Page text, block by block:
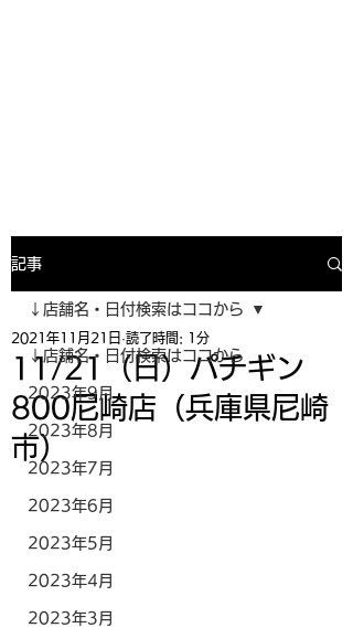
記事
↓店舗名・日付検索はココから
2023年9月
2023年8月
2023年7月
2023年6月
2023年5月
2023年4月
2023年3月
↓店舗名・日付検索はココから
11/21（日）パチギン
800尼崎店（兵庫県尼崎
市）
2021年11月21日 読了時間: 1分